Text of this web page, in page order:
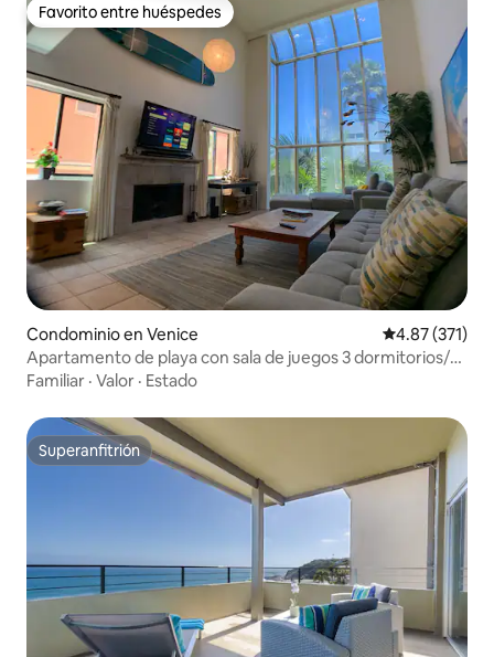
Favorito entre huéspedes
Favorito entre huéspedes
Condominio en Venice Calificación
4.87 (371)
Apartamento de playa con sala de juegos 3 dormitorios/3
baños
Familiar · Valor · Estado
Superanfitrión
Superanfitrión